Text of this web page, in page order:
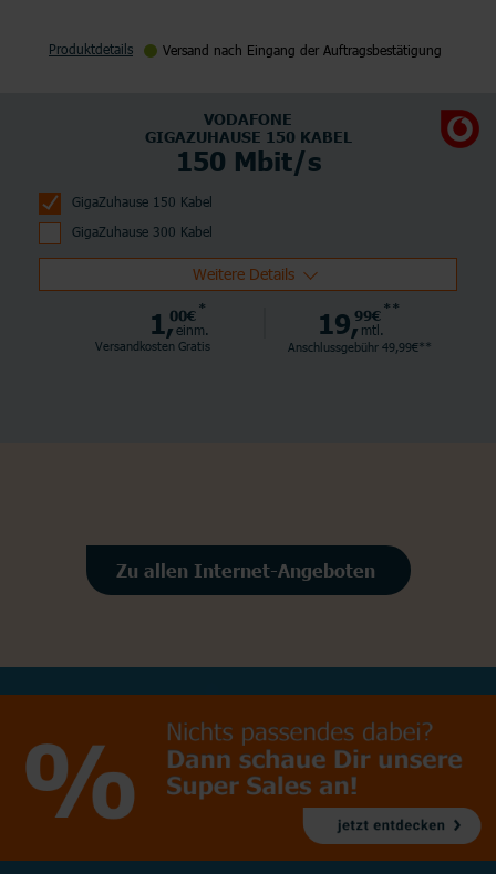
Produktdetails Versand nach Eingang der Auftragsbestätigung
VODAFONE
GIGAZUHAUSE 150 KABEL
150 Mbit/s
GigaZuhause 150 Kabel
GigaZuhause 300 Kabel
Weitere Details
1,00€ *
einm.
Versandkosten Gratis
19,99€ **
mtl.
Anschlussgebühr 49,99€**
Zu allen Internet-Angeboten